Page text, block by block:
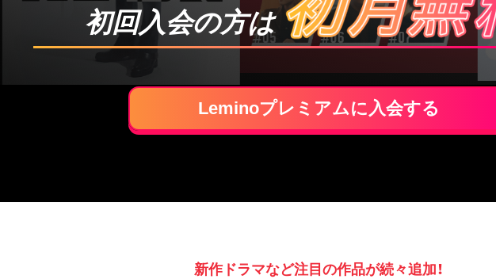
初回入会の方は
Leminoプレミアムに入会する
新作ドラマなど注目の作品が続々追加！